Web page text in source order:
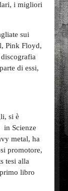
i migliori
sui
Pink Floyd,
di essi,
si è
in Scienze
metal, ha
promotore,
tesi alla
libro